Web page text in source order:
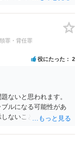
罪・背任罪
役にたった 2
ないと思われます。
ルになる可能性があ
ないことがあり得ま
なお、捜査機関の言